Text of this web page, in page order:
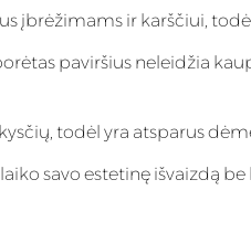
įbrėžimams ir karščiui,
paviršius neleidžia
todėl yra atsparus
savo estetinę išvaizdą